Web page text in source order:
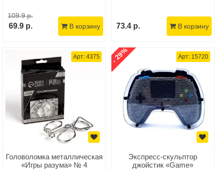
109.9 р.
69.9 р. В корзину 73.4 р. В корзину
Арт: 4375
Головоломка металлическая
«Игры разума» № 4
Арт: 15720
Экспресс-скульптор
джойстик «Game»
- 29%